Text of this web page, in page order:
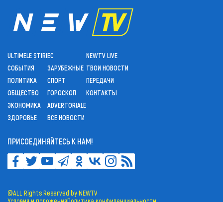
ULTIMELE ȘTIRI
СОБЫТИЯ
ПОЛИТИКА
ОБЩЕСТВО
ЭКОНОМИКА
ЗДОРОВЬЕ
ЕС
ЗАРУБЕЖНЫЕ
СПОРТ
ГОРОСКОП
ADVERTORIALE
ВСЕ НОВОСТИ
NEWTV LIVE
ТВОИ НОВОСТИ
ПЕРЕДАЧИ
КОНТАКТЫ
ПРИСОЕДИНЯЙТЕСЬ К НАМ!
@ALL Rights Reserved by NEWTV